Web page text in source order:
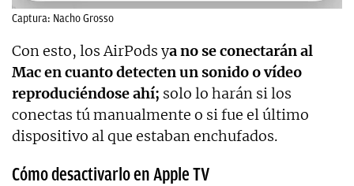
Captura: Nacho Grosso
Con esto, los AirPods ya no se conectarán al
Mac en cuanto detecten un sonido o vídeo
reproduciéndose ahí; solo lo harán si los
conectas tú manualmente o si fue el último
dispositivo al que estaban enchufados.
Cómo desactivarlo en Apple TV